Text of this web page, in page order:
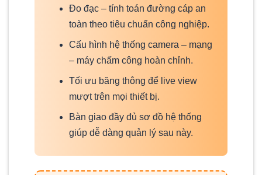
Đo đạc – tính toán đường cáp an
toàn theo tiêu chuẩn công nghiệp.
Cấu hình hệ thống camera – mạng
– máy chấm công hoàn chỉnh.
Tối ưu băng thông để live view
mượt trên mọi thiết bị.
Bàn giao đầy đủ sơ đồ hệ thống
giúp dễ dàng quản lý sau này.